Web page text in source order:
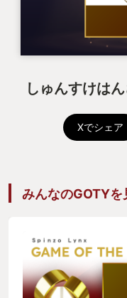
しゅんすけは
Xでシェア
みんなのGOTYを